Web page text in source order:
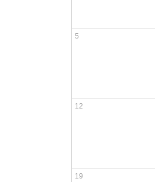
5
12
19